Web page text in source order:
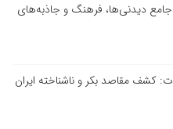
دیدنی‌ها، فرهنگ و جاذبه‌های
کشف مقاصد بکر و ناشناخته ایران